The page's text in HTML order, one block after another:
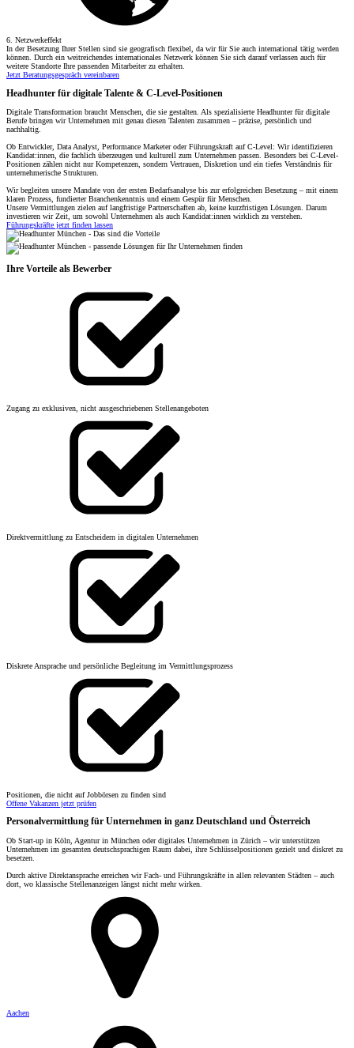
6. Netzwerkeffekt
In der Besetzung Ihrer Stellen sind sie geografisch flexibel, da wir für Sie auch international tätig werden
können. Durch ein weitreichendes internationales Netzwerk können Sie sich darauf verlassen auch für
weitere Standorte Ihre passenden Mitarbeiter zu erhalten.
Jetzt Beratungsgespräch vereinbaren
Headhunter für digitale Talente & C-Level-Positionen
Digitale Transformation braucht Menschen, die sie gestalten. Als spezialisierte Headhunter für digitale
Berufe bringen wir Unternehmen mit genau diesen Talenten zusammen – präzise, persönlich und
nachhaltig.
Ob Entwickler, Data Analyst, Performance Marketer oder Führungskraft auf C-Level: Wir identifizieren
Kandidat:innen, die fachlich überzeugen und kulturell zum Unternehmen passen. Besonders bei C-Level-
Positionen zählen nicht nur Kompetenzen, sondern Vertrauen, Diskretion und ein tiefes Verständnis für
unternehmerische Strukturen.
Wir begleiten unsere Mandate von der ersten Bedarfsanalyse bis zur erfolgreichen Besetzung – mit einem
klaren Prozess, fundierter Branchenkenntnis und einem Gespür für Menschen.
Unsere Vermittlungen zielen auf langfristige Partnerschaften ab, keine kurzfristigen Lösungen. Darum
investieren wir Zeit, um sowohl Unternehmen als auch Kandidat:innen wirklich zu verstehen.
Führungskräfte jetzt finden lassen
Ihre Vorteile als Bewerber
Zugang zu exklusiven, nicht ausgeschriebenen Stellenangeboten
Direktvermittlung zu Entscheidern in digitalen Unternehmen
Diskrete Ansprache und persönliche Begleitung im Vermittlungsprozess
Positionen, die nicht auf Jobbörsen zu finden sind
Offene Vakanzen jetzt prüfen
Personalvermittlung für Unternehmen in ganz Deutschland und Österreich
Ob Start-up in Köln, Agentur in München oder digitales Unternehmen in Zürich – wir unterstützen
Unternehmen im gesamten deutschsprachigen Raum dabei, ihre Schlüsselpositionen gezielt und diskret zu
besetzen.
Durch aktive Direktansprache erreichen wir Fach- und Führungskräfte in allen relevanten Städten – auch
dort, wo klassische Stellenanzeigen längst nicht mehr wirken.
Aachen